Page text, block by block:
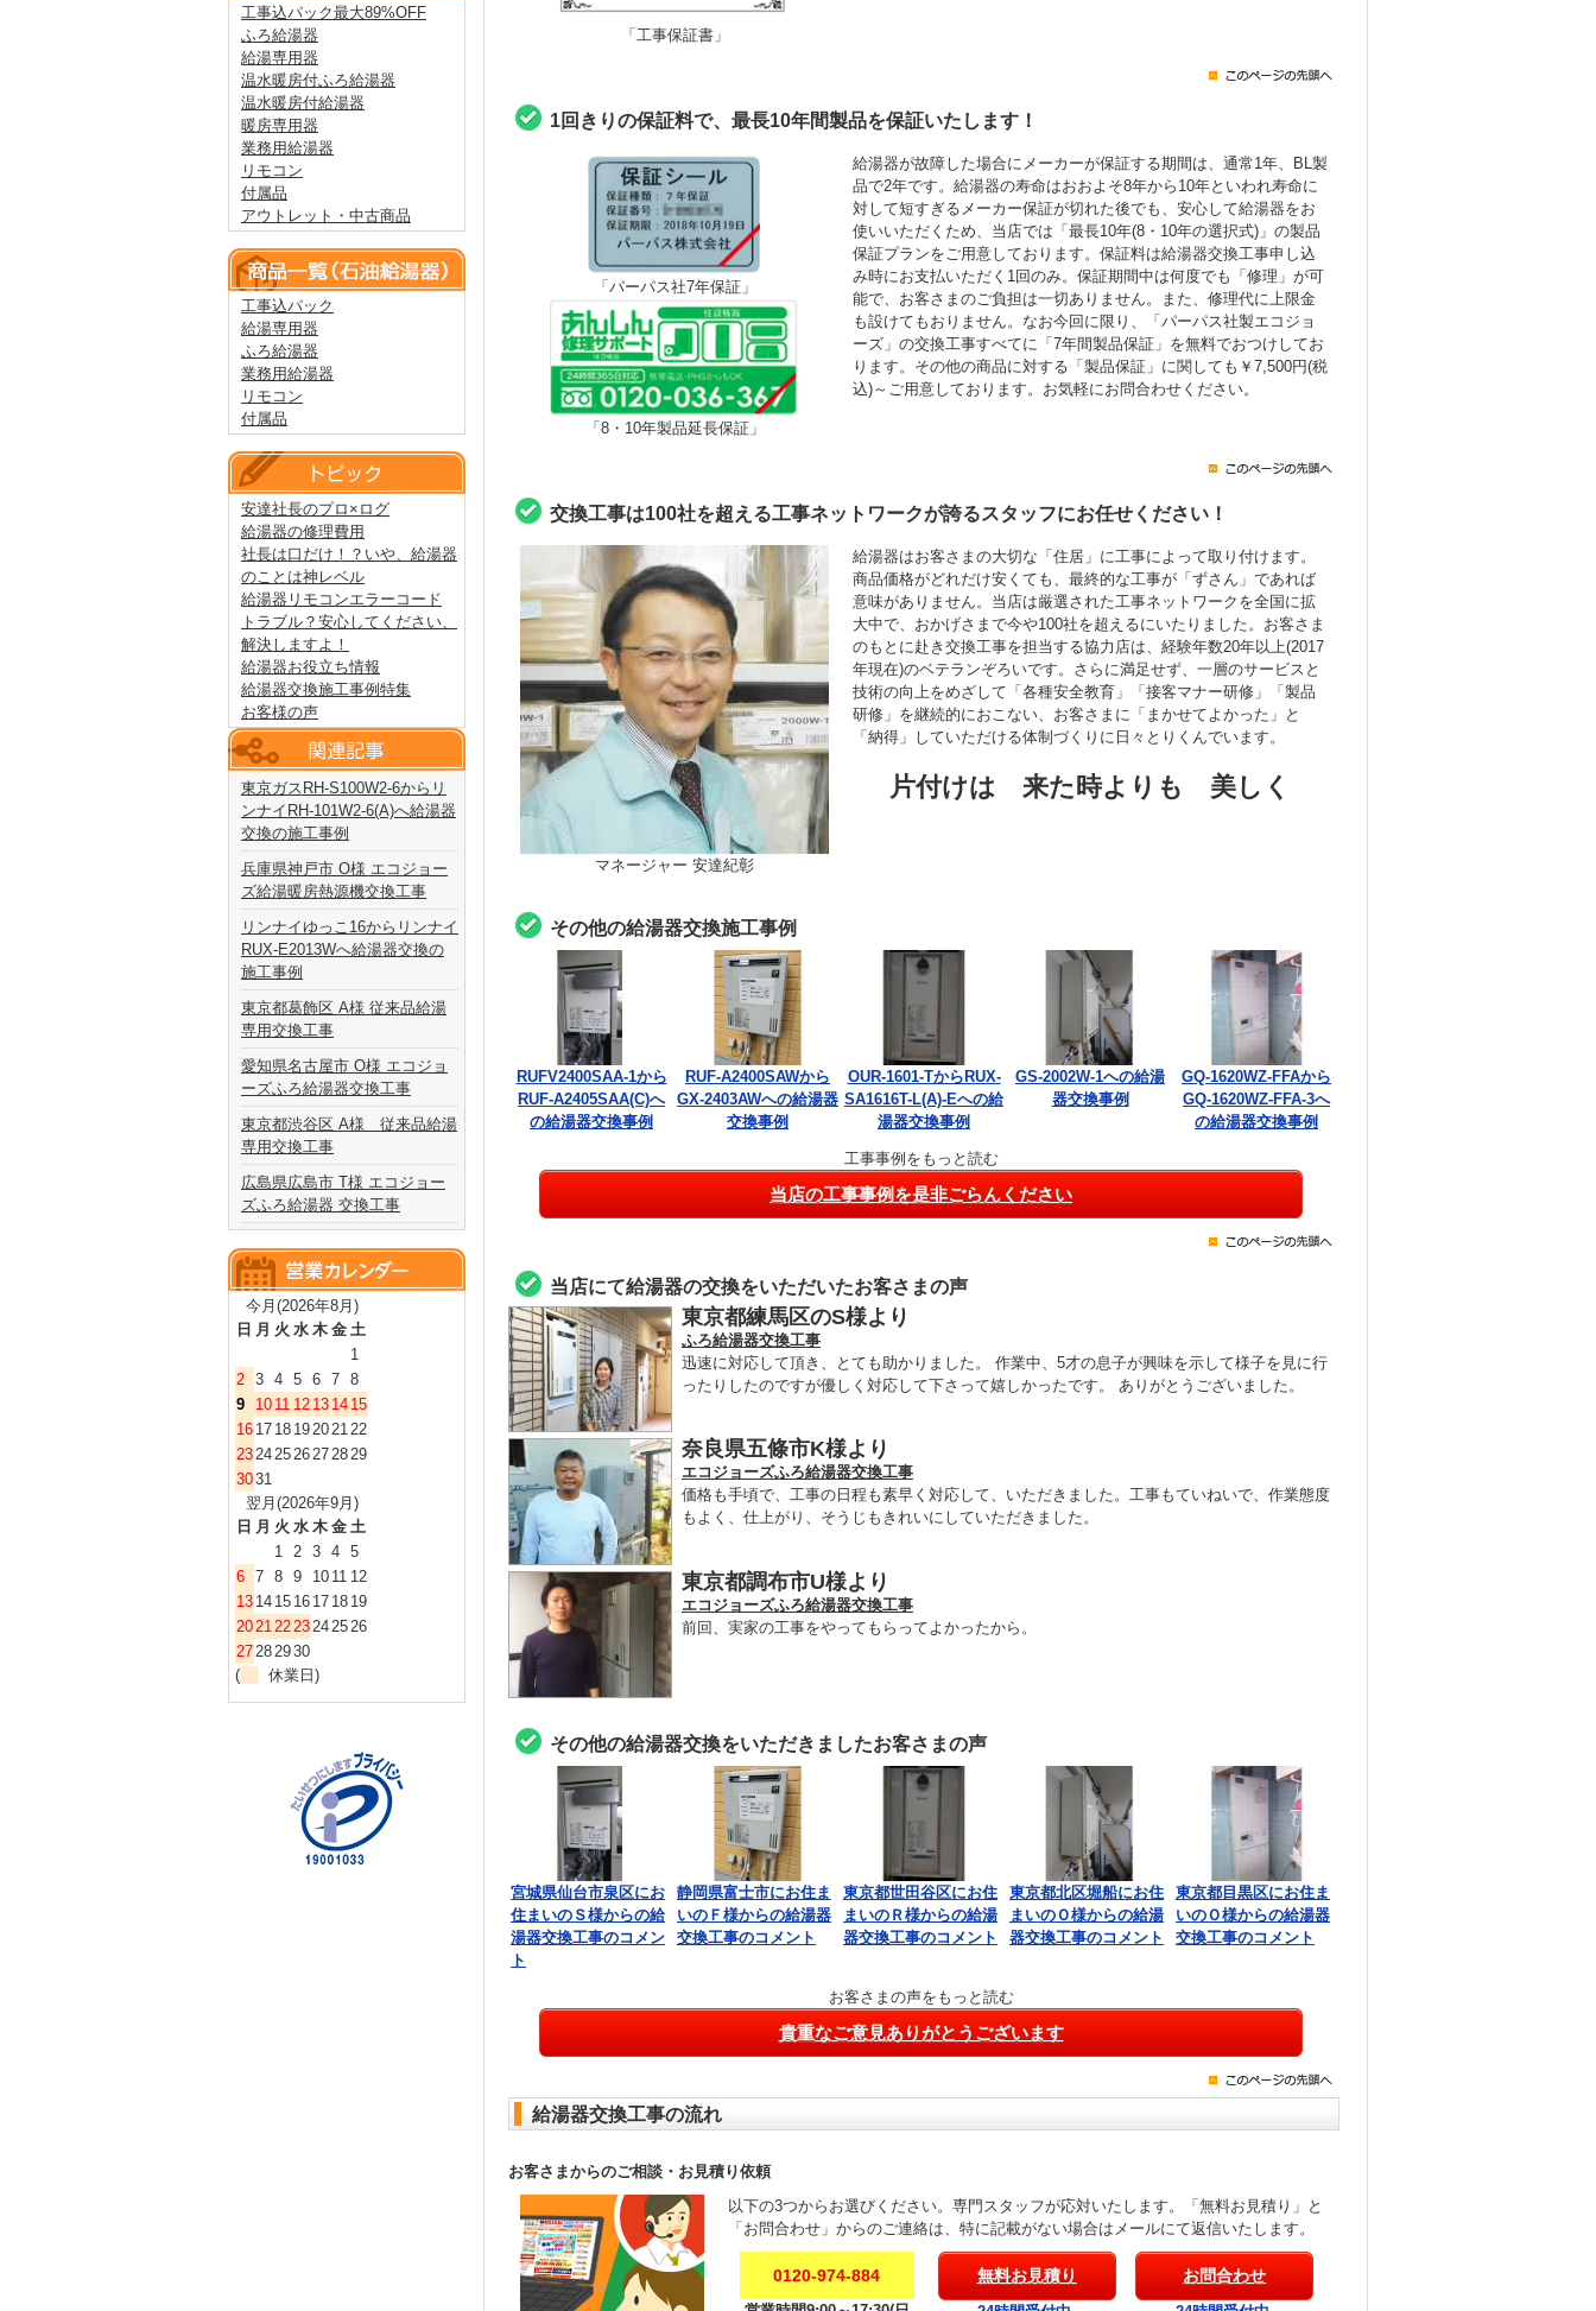
「工事保証書」
1回きりの保証料で、最長10年間製品を保証いたします！
「パーパス社7年保証」
「8・10年製品延長保証」
給湯器が故障した場合にメーカーが保証する期間は、通常1年、BL製
品で2年です。給湯器の寿命はおおよそ8年から10年といわれ寿命に
対して短すぎるメーカー保証が切れた後でも、安心して給湯器をお
使いいただくため、当店では「最長10年(8・10年の選択式)」の製品
保証プランをご用意しております。保証料は給湯器交換工事申し込
み時にお支払いただく1回のみ。保証期間中は何度でも「修理」が可
能で、お客さまのご負担は一切ありません。また、修理代に上限金
も設けてもおりません。なお今回に限り、「パーパス社製エコジョ
ーズ」の交換工事すべてに「7年間製品保証」を無料でおつけしてお
ります。その他の商品に対する「製品保証」に関しても￥7,500円(税
込)～ご用意しております。お気軽にお問合わせください。
交換工事は100社を超える工事ネットワークが誇るスタッフにお任せください！
マネージャー 安達紀彰
給湯器はお客さまの大切な「住居」に工事によって取り付けます。
商品価格がどれだけ安くても、最終的な工事が「ずさん」であれば
意味がありません。当店は厳選された工事ネットワークを全国に拡
大中で、おかげさまで今や100社を超えるにいたりました。お客さま
のもとに赴き交換工事を担当する協力店は、経験年数20年以上(2017
年現在)のベテランぞろいです。さらに満足せず、一層のサービスと
技術の向上をめざして「各種安全教育」「接客マナー研修」「製品
研修」を継続的におこない、お客さまに「まかせてよかった」と
「納得」していただける体制づくりに日々とりくんでいます。
片付けは 来た時よりも 美しく
その他の給湯器交換施工事例
RUFV2400SAA-1から
RUF-A2405SAA(C)へ
の給湯器交換事例
RUF-A2400SAWから
GX-2403AWへの給湯器
交換事例
OUR-1601-TからRUX-
SA1616T-L(A)-Eへの給
湯器交換事例
GS-2002W-1への給湯
器交換事例
GQ-1620WZ-FFAから
GQ-1620WZ-FFA-3へ
の給湯器交換事例
工事事例をもっと読む
当店の工事事例を是非ごらんください
当店にて給湯器の交換をいただいたお客さまの声
東京都練馬区のS様より
ふろ給湯器交換工事
迅速に対応して頂き、とても助かりました。 作業中、5才の息子が興味を示して様子を見に行
ったりしたのですが優しく対応して下さって嬉しかったです。 ありがとうございました。
奈良県五條市K様より
エコジョーズふろ給湯器交換工事
価格も手頃で、工事の日程も素早く対応して、いただきました。工事もていねいで、作業態度
もよく、仕上がり、そうじもきれいにしていただきました。
東京都調布市U様より
エコジョーズふろ給湯器交換工事
前回、実家の工事をやってもらってよかったから。
その他の給湯器交換をいただきましたお客さまの声
宮城県仙台市泉区にお
住まいのＳ様からの給
湯器交換工事のコメン
ト
静岡県富士市にお住ま
いのＦ様からの給湯器
交換工事のコメント
東京都世田谷区にお住
まいのＲ様からの給湯
器交換工事のコメント
東京都北区堀船にお住
まいのＯ様からの給湯
器交換工事のコメント
東京都目黒区にお住ま
いのＯ様からの給湯器
交換工事のコメント
お客さまの声をもっと読む
貴重なご意見ありがとうございます
給湯器交換工事の流れ
お客さまからのご相談・お見積り依頼
以下の3つからお選びください。専門スタッフが応対いたします。「無料お見積り」と
「お問合わせ」からのご連絡は、特に記載がない場合はメールにて返信いたします。
0120-974-884 無料お見積り お問合わせ
工事込パック最大89%OFF
ふろ給湯器
給湯専用器
温水暖房付ふろ給湯器
温水暖房付給湯器
暖房専用器
業務用給湯器
リモコン
付属品
アウトレット・中古商品
工事込パック
給湯専用器
ふろ給湯器
業務用給湯器
リモコン
付属品
安達社長のプロ×ログ
給湯器の修理費用
社長は口だけ！？いや、給湯器
のことは神レベル
給湯器リモコンエラーコード
トラブル？安心してください、
解決しますよ！
給湯器お役立ち情報
給湯器交換施工事例特集
お客様の声
東京ガスRH-S100W2-6からリ
ンナイRH-101W2-6(A)へ給湯器
交換の施工事例
兵庫県神戸市 O様 エコジョー
ズ給湯暖房熱源機交換工事
リンナイゆっこ16からリンナイ
RUX-E2013Wへ給湯器交換の
施工事例
東京都葛飾区 A様 従来品給湯
専用交換工事
愛知県名古屋市 O様 エコジョ
ーズふろ給湯器交換工事
東京都渋谷区 A様 従来品給湯
専用交換工事
広島県広島市 T様 エコジョー
ズふろ給湯器 交換工事
今月(2026年8月)
日 月 火 水 木 金 土
1
2 3 4 5 6 7 8
9
10 11 12 13 14 15
16 17 18 19202122
23242526272829
3031
翌月(2026年9月)
日 月 火 水 木 金 土
1 2 3 4 5
6 7 8 9 10 11 12
13 14 15 16 17 18 19
20212223242526
27282930
(
休業日)